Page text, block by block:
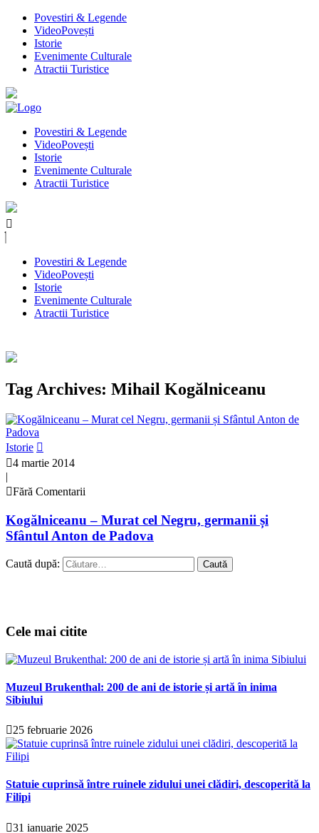
Povestiri & Legende
VideoPovești
Istorie
Evenimente Culturale
Atractii Turistice
Povestiri & Legende
VideoPovești
Istorie
Evenimente Culturale
Atractii Turistice
Povestiri & Legende
VideoPovești
Istorie
Evenimente Culturale
Atractii Turistice
Tag Archives: Mihail Kogălniceanu
Istorie
4 martie 2014
|
Fără Comentarii
Kogălniceanu – Murat cel Negru, germanii și
Sfântul Anton de Padova
Caută după:
Cele mai citite
Muzeul Brukenthal: 200 de ani de istorie și artă în inima
Sibiului
25 februarie 2026
Statuie cuprinsă între ruinele zidului unei clădiri, descoperită la
Filipi
31 ianuarie 2025